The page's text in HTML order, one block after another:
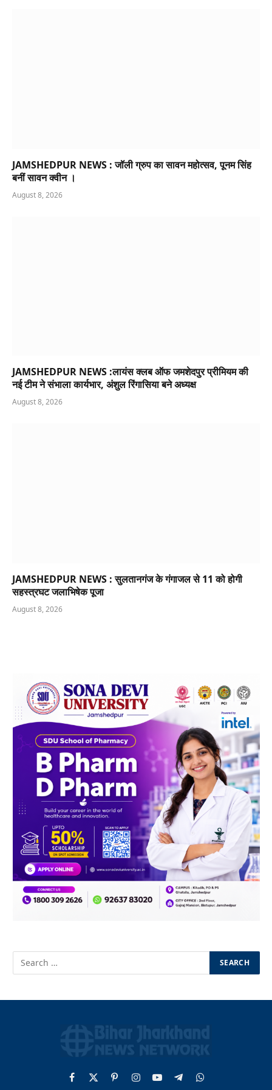
JAMSHEDPUR NEWS : जॉली ग्रुप का सावन महोत्सव, पूनम सिंह
बनीं सावन क्वीन ।
August 8, 2026
JAMSHEDPUR NEWS :लायंस क्लब ऑफ जमशेदपुर प्रीमियम की
नई टीम ने संभाला कार्यभार, अंशुल रिंगासिया बने अध्यक्ष
August 8, 2026
JAMSHEDPUR NEWS : सुलतानगंज के गंगाजल से 11 को होगी
सहस्त्रघट जलाभिषेक पूजा
August 8, 2026
Facebook
X PinterestInstagram
YouTubeTelegramWhatsApp